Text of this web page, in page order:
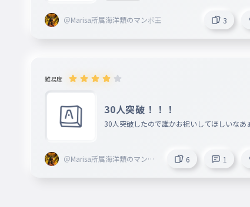
＠Marisa所属海洋類のマンボ王 3
難易度
30人突破！！！
30人突破したので誰かお祝いしてほしいなあ
＠Marisa所属海洋類のマンボ
6 1